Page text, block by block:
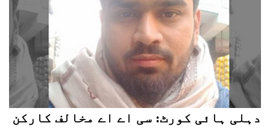
دہلی ہائی کورٹ: سی اے اے مخالف کارکن